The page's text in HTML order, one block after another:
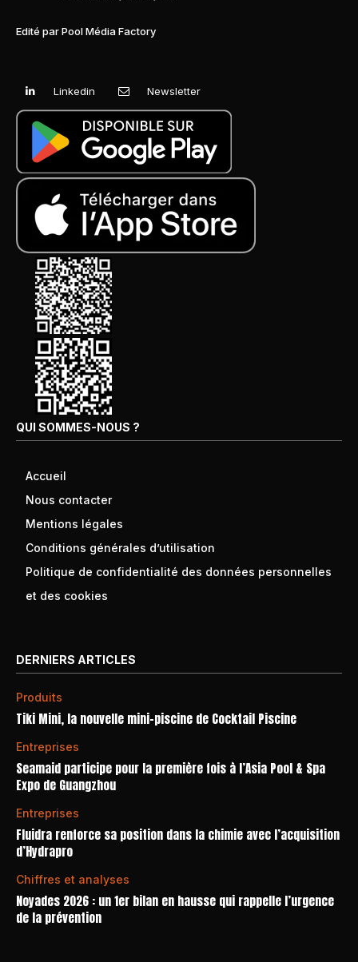
Edité par Pool Média Factory
Linkedin Newsletter
QUI SOMMES-NOUS ?
Accueil
Nous contacter
Mentions légales
Conditions générales d’utilisation
Politique de confidentialité des données personnelles
et des cookies
DERNIERS ARTICLES
Produits
Tiki Mini, la nouvelle mini-piscine de Cocktail Piscine
Entreprises
Seamaid participe pour la première fois à l’Asia Pool & Spa
Expo de Guangzhou
Entreprises
Fluidra renforce sa position dans la chimie avec l’acquisition
d’Hydrapro
Chiffres et analyses
Noyades 2026 : un 1er bilan en hausse qui rappelle l’urgence
de la prévention